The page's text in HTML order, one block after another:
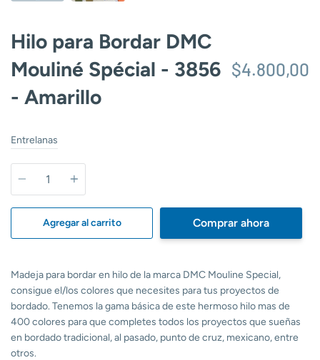
Hilo para Bordar DMC
Mouliné Spécial - 3856
- Amarillo
$4.800,00
Entrelanas
Cantidad
Agregar al carrito Comprar ahora
Madeja para bordar en hilo de la marca DMC Mouline Special,
consigue el/los colores que necesites para tus proyectos de
bordado. Tenemos la gama básica de este hermoso hilo mas de
400 colores para que completes todos los proyectos que sueñas
en bordado tradicional, al pasado, punto de cruz, mexicano, entre
otros.